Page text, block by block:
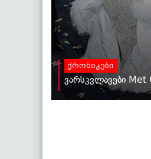
ქრონიკები
ვარსკვლავები